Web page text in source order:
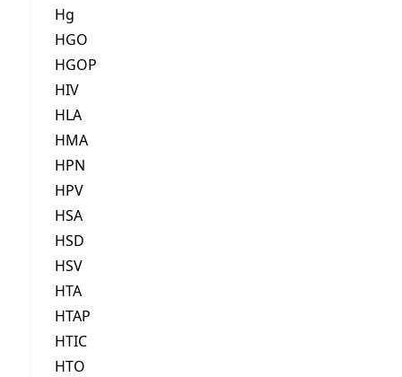
Hg
HGO
HGOP
HIV
HLA
HMA
HPN
HPV
HSA
HSD
HSV
HTA
HTAP
HTIC
HTO